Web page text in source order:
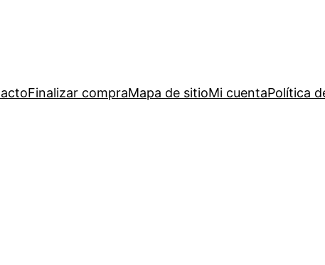
Finalizar compraMapa de sitioMi cuentaPolítica